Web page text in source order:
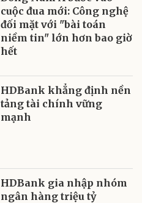
cuộc đua mới: Công nghệ
đối mặt với "bài toán
niềm tin" lớn hơn bao giờ
hết
HDBank khẳng định nền
tảng tài chính vững
mạnh
HDBank gia nhập nhóm
ngân hàng triệu tỷ